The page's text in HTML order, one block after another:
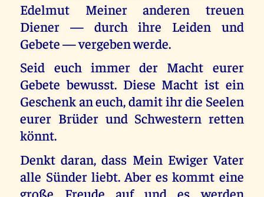
Edelmut Meiner anderen treuen
Diener — durch ihre Leiden und
Gebete — vergeben werde.
Seid euch immer der Macht eurer
Gebete bewusst. Diese Macht ist ein
Geschenk an euch, damit ihr die Seelen
eurer Brüder und Schwestern retten
könnt.
Denkt daran, dass Mein Ewiger Vater
alle Sünder liebt. Aber es kommt eine
große Freude auf und es werden